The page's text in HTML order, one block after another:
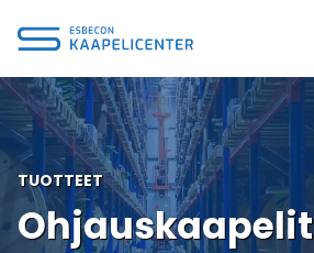
sisältöön
TUOTTEET
Ohjauskaapelit